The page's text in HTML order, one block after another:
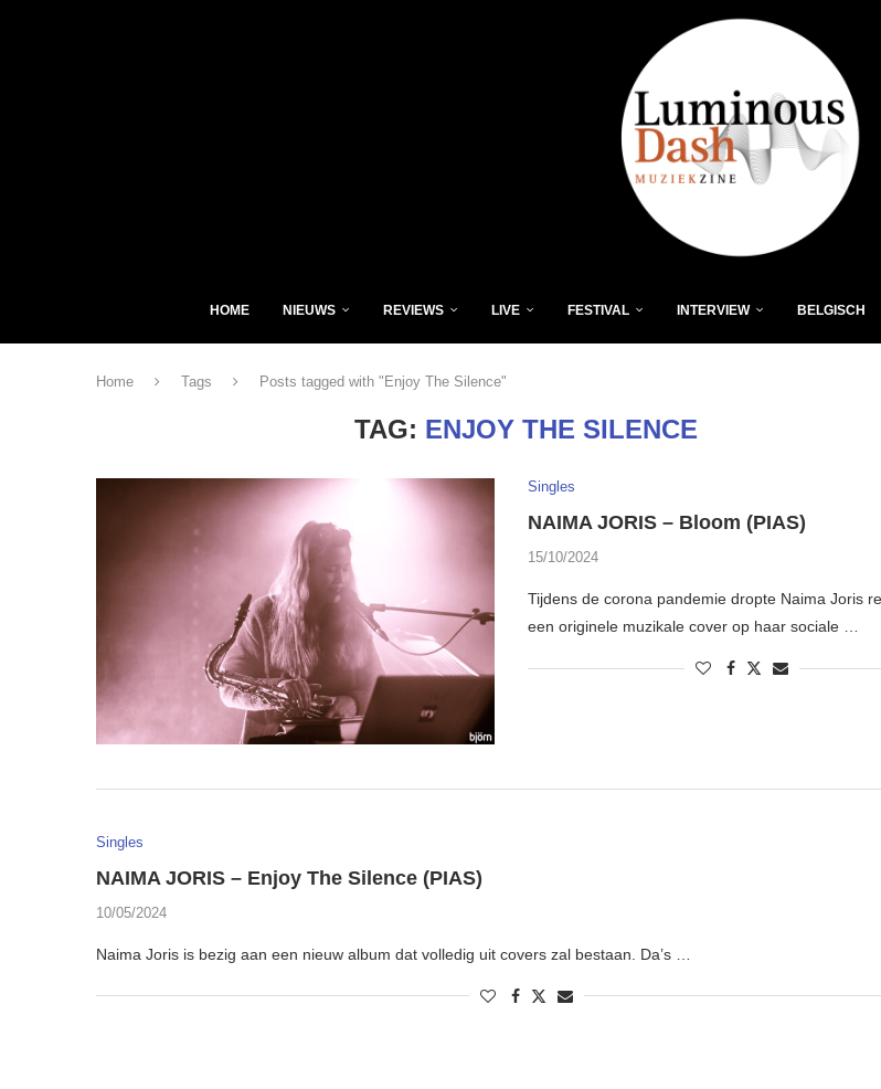
HOME NIEUWS REVIEWS LIVE FESTIVAL INTERVIEW BELGISCH
Home Tags Posts tagged with "Enjoy The Silence"
TAG: ENJOY THE SILENCE
Singles
NAIMA JORIS – Bloom (PIAS)
15/10/2024
Tijdens de corona pandemie dropte Naima Joris
een originele muzikale cover op haar sociale …
Singles
NAIMA JORIS – Enjoy The Silence (PIAS)
10/05/2024
Naima Joris is bezig aan een nieuw album dat volledig uit covers zal bestaan. Da’s …